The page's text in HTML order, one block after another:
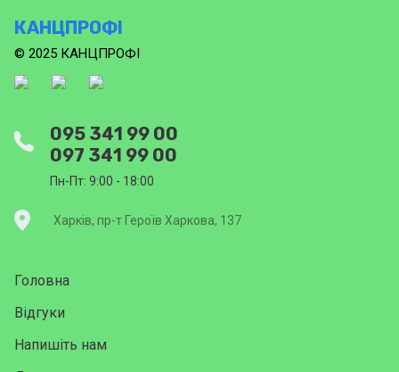
КАНЦПРОФІ
© 2025 КАНЦПРОФІ
095 341 99 00
097 341 99 00
Пн-Пт: 9:00 - 18:00
Харків, пр-т Героїв Харкова, 137
Головна
Відгуки
Напишіть нам